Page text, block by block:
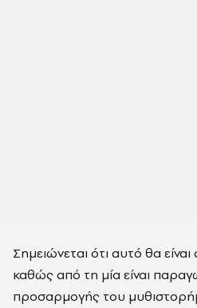
Σημειώνεται ότι αυτό θα
καθώς από τη μία είναι
προσαρμογής του